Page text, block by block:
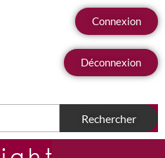
Connexion
Déconnexion